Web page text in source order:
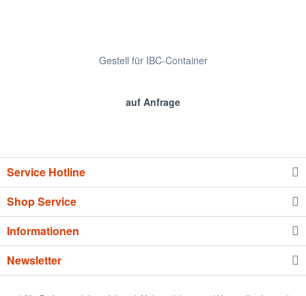
Gestell für IBC-Container
auf Anfrage
Service Hotline
Shop Service
Informationen
Newsletter